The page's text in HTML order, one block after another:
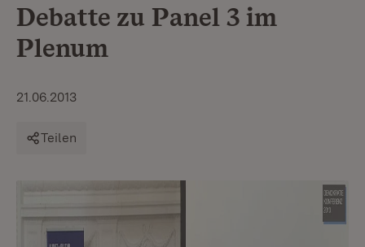
Debatte zu Panel 3 im
Plenum
21.06.2013
Teilen